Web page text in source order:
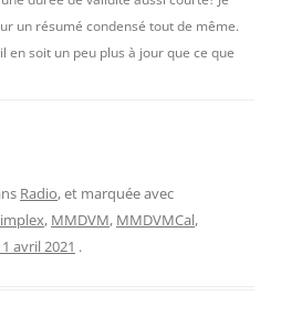
un résumé condensé tout de même.
en soit un peu plus à jour que ce que
Radio, et marquée avec
, MMDVM, MMDVMCal,
avril 2021 .